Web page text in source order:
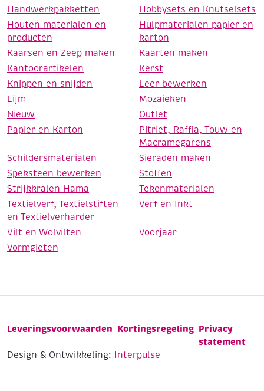
Handwerkpakketten
Hobbysets en Knutselsets
Houten materialen en
producten
Hulpmaterialen papier en
karton
Kaarsen en Zeep maken
Kaarten maken
Kantoorartikelen
Kerst
Knippen en snijden
Leer bewerken
Lijm
Mozaieken
Nieuw
Outlet
Papier en Karton
Pitriet, Raffia, Touw en
Macramegarens
Schildersmaterialen
Sieraden maken
Speksteen bewerken
Stoffen
Strijkkralen Hama
Tekenmaterialen
Textielverf, Textielstiften
en Textielverharder
Verf en Inkt
Vilt en Wolvilten
Voorjaar
Vormgieten
Leveringsvoorwaarden Kortingsregeling Privacy
statement
Design & Ontwikkeling: Interpulse